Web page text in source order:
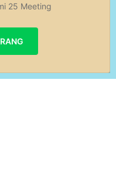
25 Meeting